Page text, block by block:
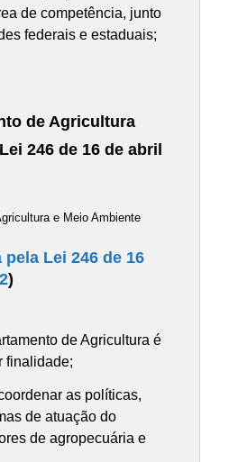
de competência, junto
federais e estaduais;
de Agricultura
246 de 16 de abril
e Meio Ambiente
pela Lei 246 de 16
)
de Agricultura é
finalidade;
as políticas,
de atuação do
de agropecuária e